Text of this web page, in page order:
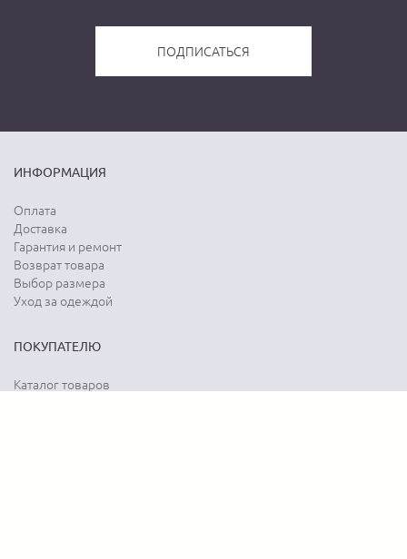
ИНФОРМАЦИЯ
Оплата
Доставка
Гарантия и ремонт
Возврат товара
Выбор размера
Уход за одеждой
ПОКУПАТЕЛЮ
Каталог товаров